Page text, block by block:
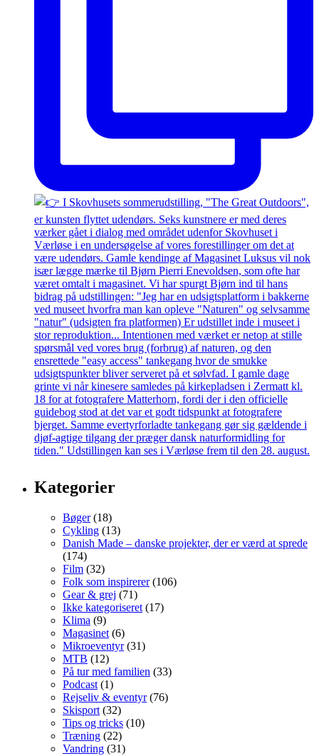
Kategorier
Bøger(18)
Cykling (13)
Danish Made – danske projekter, der er værd at sprede
(174)
Film (32)
Folk som inspirerer(106)
Gear & grej (71)
Ikke kategoriseret (17)
Klima (9)
Magasinet (6)
Mikroeventyr(31)
MTB (12)
På tur med familien (33)
Podcast (1)
Rejseliv & eventyr(76)
Skisport (32)
Tips og tricks (10)
Træning (22)
Vandring (31)